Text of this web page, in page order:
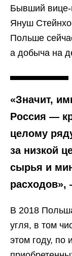
Бывший вице-
Януш
Польше
а добыча на
«‎Значит,
Россия —
целому
за низкой
сырья и
В 2018
угля, в том
этом году, по